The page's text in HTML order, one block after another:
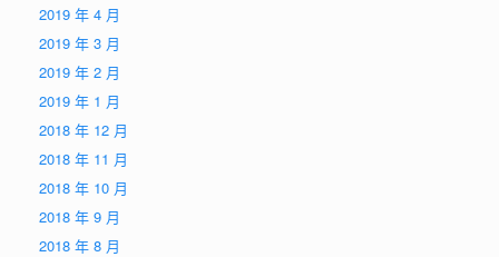
2019 年 4 月
2019 年 3 月
2019 年 2 月
2019 年 1 月
2018 年 12 月
2018 年 11 月
2018 年 10 月
2018 年 9 月
2018 年 8 月